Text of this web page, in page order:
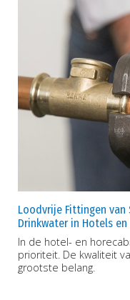
Loodvrije Fittingen van
Drinkwater in Hotels en
In de hotel- en
prioriteit. De kwaliteit
grootste belang.